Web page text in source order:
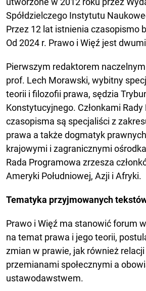
Spółdzielczego Instytutu
Przez 12 lat istnienia czasopismo
Od 2024 r. Prawo i Więź jest
Pierwszym redaktorem naczelnym
prof. Lech Morawski, wybitny
teorii i filozofii prawa, sędzia
Konstytucyjnego. Członkami
czasopisma są specjaliści z
prawa a także dogmatyk
krajowymi i zagranicznymi
Rada Programowa zrzesza
Ameryki Południowej, Azji i Afryki.
Tematyka przyjmowanych
Prawo i Więź ma stanowić forum
na temat prawa i jego teorii,
zmian w prawie, jak również
przemianami społecznymi a
ustawodawstwem.